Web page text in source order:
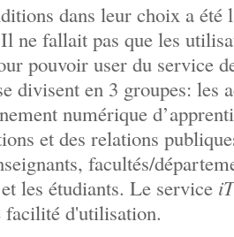
dans leur choix a
ne fallait pas que les
pouvoir user du service
divisent en 3 groupes: les
numérique
et des relations
facultés/
les étudiants. Le service
facilité d'utilisation.